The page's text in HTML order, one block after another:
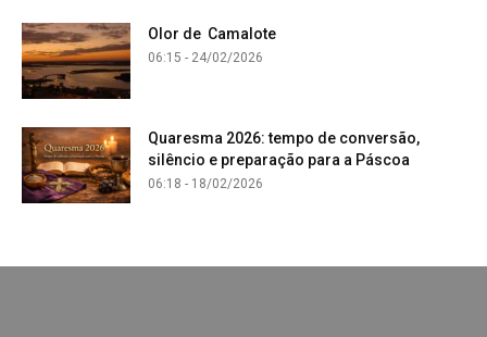
Olor de Camalote
06:15 - 24/02/2026
Quaresma 2026: tempo de conversão,
silêncio e preparação para a Páscoa
06:18 - 18/02/2026